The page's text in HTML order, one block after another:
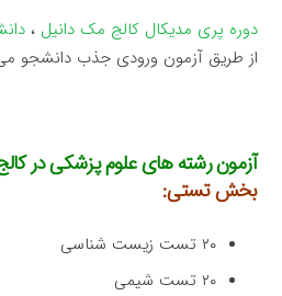
دوره پری مدیکال کالج مک دانیل ،
از طریق آزمون ورودی جذب دانشجو می
آزمون رشته های علوم پزشکی در
بخش تستی:
۲۰ تست زیست شناسی
۲۰ تست شیمی